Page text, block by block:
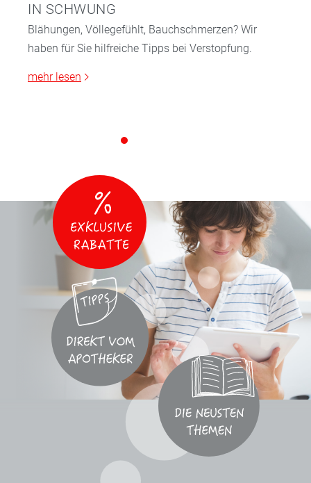
IN SCHWUNG
Blähungen, Völlegefühlt, Bauchschmerzen? Wir
haben für Sie hilfreiche Tipps bei Verstopfung.
mehr lesen